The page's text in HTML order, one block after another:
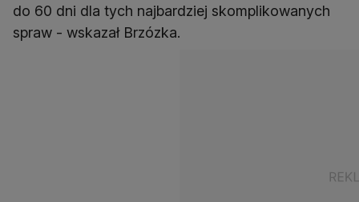
do 60 dni dla tych najbardziej skomplikowanych
spraw - wskazał Brzózka.